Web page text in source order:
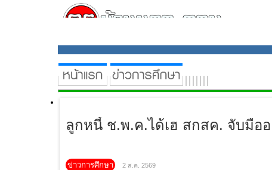
ลูกหนี้ ช.พ.ค.ได้เฮ สกสค. จับมือ
ข่าวการศึกษา 2 ส.ค. 2569